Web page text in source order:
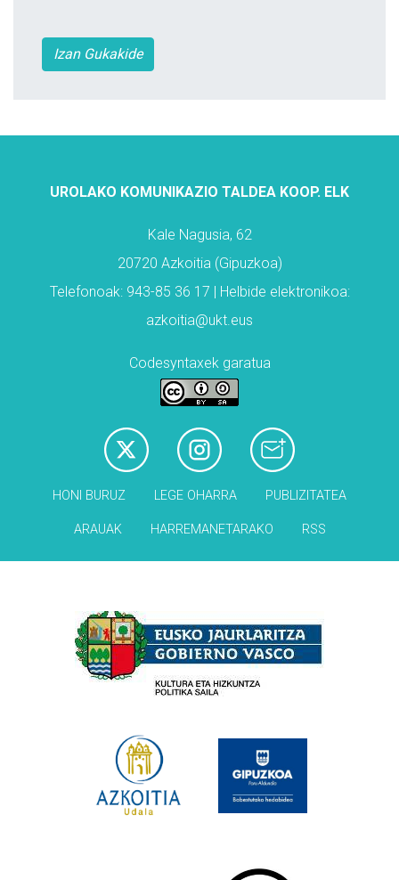
Izan Gukakide
UROLAKO KOMUNIKAZIO TALDEA KOOP. ELK
Kale Nagusia, 62
20720 Azkoitia (Gipuzkoa)
Telefonoak: 943-85 36 17 | Helbide elektronikoa:
azkoitia@ukt.eus
Codesyntaxek garatua
HONI BURUZ LEGE OHARRA PUBLIZITATEA
ARAUAK HARREMANETARAKO RSS